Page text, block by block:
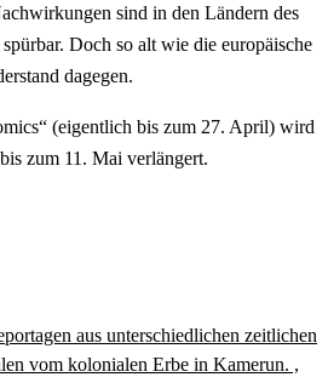
sind in den Ländern des
Doch so alt wie die europäische
dagegen.
(eigentlich bis zum 27. April) wird
zum 11. Mai verlängert.
aus unterschiedlichen zeitlichen
vom kolonialen Erbe in Kamerun. ,